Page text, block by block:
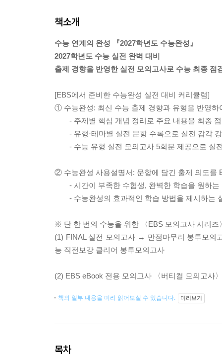
책소개
수능 연계의 완성 『2027학년도 수능완성』
2027학년도 수능 실전 완벽 대비
출제 경향을 반영한 실전 모의고사로 수능 최종 점
[EBS에서 준비한 수능완성 실전 대비 커리큘럼]
① 수능완성: 최신 수능 출제 경향과 유형을 반영
- 주제별 핵심 개념 정리로 주요 내용을 최종
- 유형·테마별 실전 문항 수록으로 실전 감각
- 수능 유형 실전 모의고사 5회분 제공으로 실
② 수능완성 사용설명서: 문항에 담긴 출제 의도를
- 시간이 부족한 수험생, 완벽한 학습을 원하는
- 수능완성의 효과적인 학습 방법을 제시하는
※ 단 한 번의 수능을 위한 〈EBS 모의고사 시리즈
(1) FINAL 실전 모의고사 → 만점마무리 봉투모
능 직전보강 클리어 봉투모의고사
(2) EBS eBook 전용 모의고사 〈버티컬 모의고사
책의 일부 내용을 미리 읽어보실 수 있습니다. 미리보기
목차